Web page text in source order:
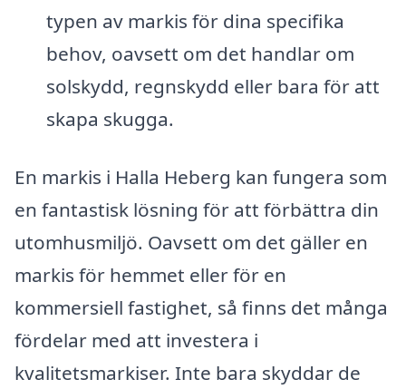
typen av markis för dina specifika
behov, oavsett om det handlar om
solskydd, regnskydd eller bara för att
skapa skugga.
En markis i Halla Heberg kan fungera som
en fantastisk lösning för att förbättra din
utomhusmiljö. Oavsett om det gäller en
markis för hemmet eller för en
kommersiell fastighet, så finns det många
fördelar med att investera i
kvalitetsmarkiser. Inte bara skyddar de